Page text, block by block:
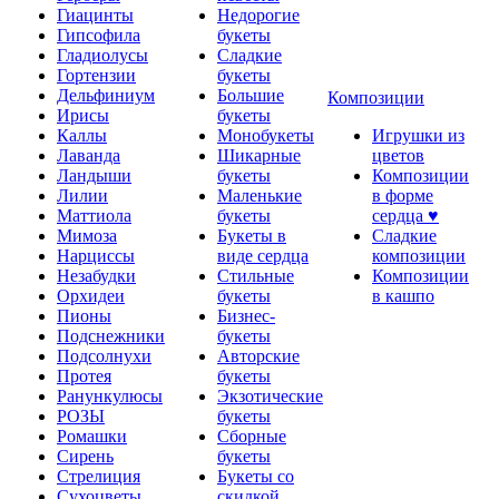
Гиацинты
Гипсофила
Гладиолусы
Гортензии
Дельфиниум
Ирисы
Каллы
Лаванда
Ландыши
Лилии
Маттиола
Мимоза
Нарциссы
Незабудки
Орхидеи
Пионы
Подснежники
Подсолнухи
Протея
Ранункулюсы
РОЗЫ
Ромашки
Сирень
Стрелиция
Недорогие
букеты
Сладкие
букеты
Большие
букеты
Монобукеты
Шикарные
букеты
Маленькие
букеты
Букеты в
виде сердца
Стильные
букеты
Бизнес-
букеты
Авторские
букеты
Экзотические
букеты
Сборные
букеты
Букеты со
Композиции
Игрушки из
цветов
Композиции
в форме
сердца ♥
Сладкие
композиции
Композиции
в кашпо